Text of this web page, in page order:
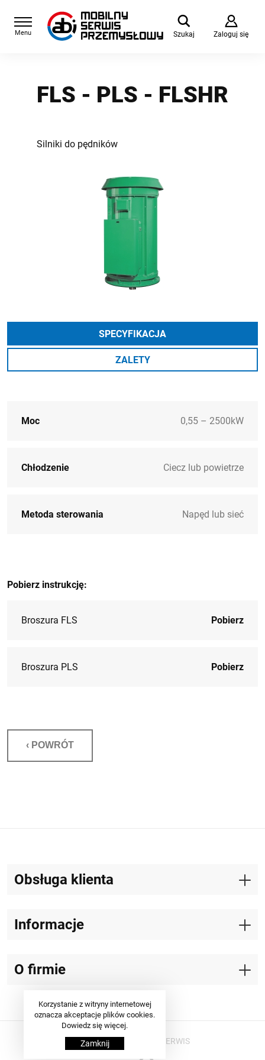
Menu Szukaj Zaloguj się
FLS - PLS - FLSHR
Silniki do pędników
SPECYFIKACJA
ZALETY
Moc 0,55 – 2500kW
Chłodzenie Ciecz lub powietrze
Metoda sterowania Napęd lub sieć
Pobierz instrukcję:
Broszura FLS Pobierz
Broszura PLS Pobierz
Obsługa klienta
Informacje
O firmie
© Copyrights 2019 ABI SERWIS
Korzystanie z witryny internetowej
oznacza akceptacje plików cookies.
Dowiedz się więcej.
Zamknij